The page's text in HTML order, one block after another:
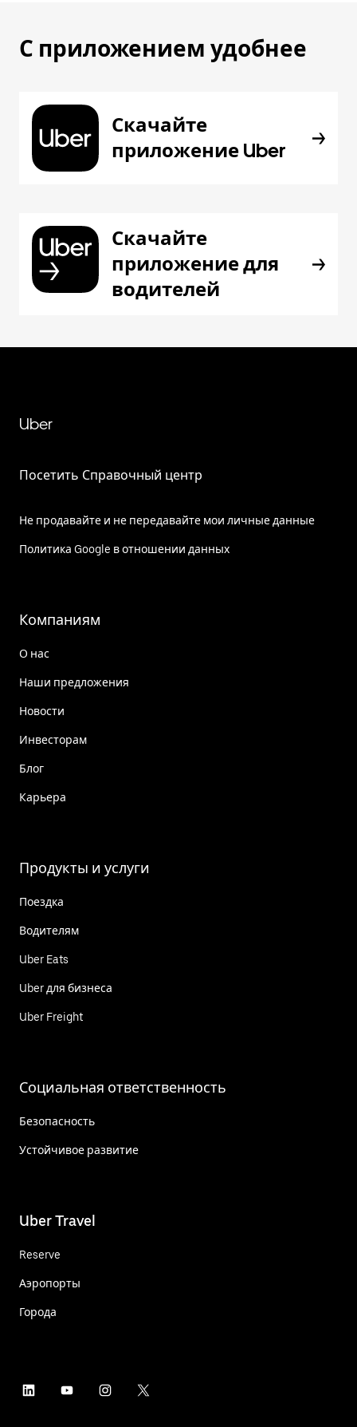
С приложением удобнее
Скачайте
приложение Uber
Скачайте
приложение для
водителей
Uber
Посетить Справочный центр
Не продавайте и не передавайте мои личные данные
Политика Google в отношении данных
Компаниям
О нас
Наши предложения
Новости
Инвесторам
Блог
Карьера
Продукты и услуги
Поездка
Водителям
Uber Eats
Uber для бизнеса
Uber Freight
Социальная ответственность
Безопасность
Устойчивое развитие
Uber Travel
Reserve
Аэропорты
Города